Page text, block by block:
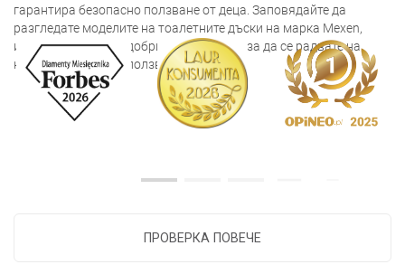
гарантира безопасно ползване от деца. Заповядайте да
разгледате моделите на тоалетните дъски на марка Mexen,
изработени от най-добрите материали, за да се радвате на
надеждността при ползването.
ПРОВЕРКА ПОВЕЧЕ